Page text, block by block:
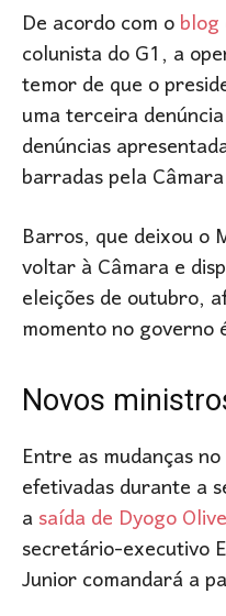
De acordo com o
colunista do G1, a
temor de que o
uma terceira
denúncias
barradas pela
Barros, que deixou o
voltar à Câmara e
eleições de outubro,
momento no governo
Novos
Entre as mudanças
efetivadas durante a
asaída de Dyogo
secretário-executivo
Junior comandará a